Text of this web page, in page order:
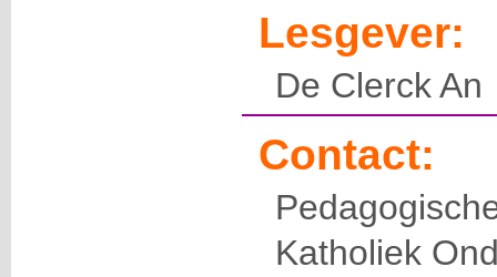
Lesgever:
De Clerck An
Contact:
Katholiek